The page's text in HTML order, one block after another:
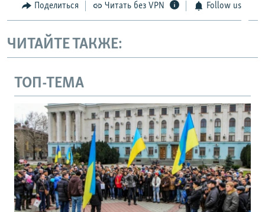
Поделиться Читать без VPN Follow us
ЧИТАЙТЕ ТАКЖЕ:
ТОП-ТЕМА